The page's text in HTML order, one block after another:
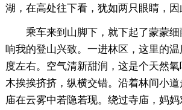
湖，在高处往下看，犹如两只眼睛，因
乘车来到山脚下，就下起了蒙蒙
响我的登山兴致。一进林区，这里的
度左右。空气清新甜润，这是个天然
木挨挨挤挤，纵横交错。沿着林间小
庙在云雾中若隐若现。绕过寺庙，妈